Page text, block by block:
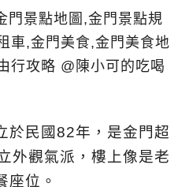
於民國82年，是金門超
外觀氣派，樓上像是老
座位。